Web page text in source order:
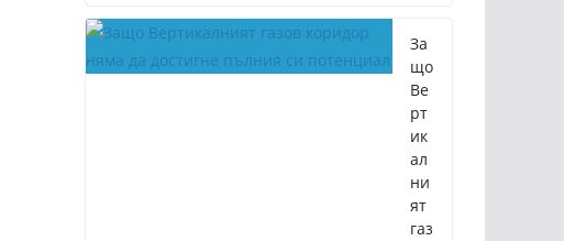
За
що
Ве
рт
ик
ал
ни
ят
газ